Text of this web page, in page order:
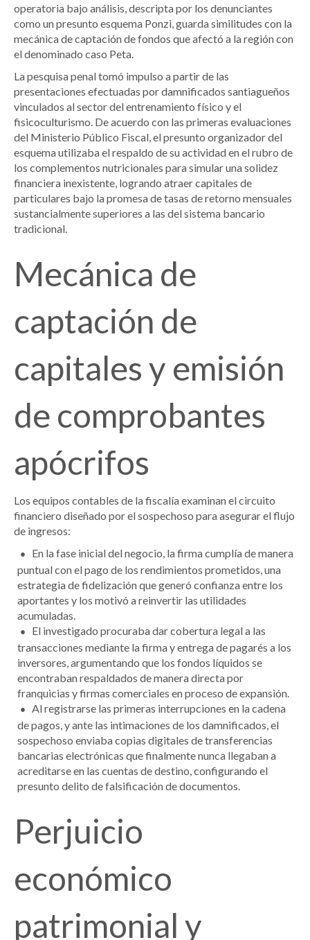
operatoria bajo análisis, descripta por los denunciantes
como un presunto esquema Ponzi, guarda similitudes con la
mecánica de captación de fondos que afectó a la región con
el denominado caso Peta.
La pesquisa penal tomó impulso a partir de las
presentaciones efectuadas por damnificados santiagueños
vinculados al sector del entrenamiento físico y el
fisicoculturismo. De acuerdo con las primeras evaluaciones
del Ministerio Público Fiscal, el presunto organizador del
esquema utilizaba el respaldo de su actividad en el rubro de
los complementos nutricionales para simular una solidez
financiera inexistente, logrando atraer capitales de
particulares bajo la promesa de tasas de retorno mensuales
sustancialmente superiores a las del sistema bancario
tradicional.
Mecánica de
captación de
capitales y emisión
de comprobantes
apócrifos
Los equipos contables de la fiscalía examinan el circuito
financiero diseñado por el sospechoso para asegurar el flujo
de ingresos:
En la fase inicial del negocio, la firma cumplía de manera
puntual con el pago de los rendimientos prometidos, una
estrategia de fidelización que generó confianza entre los
aportantes y los motivó a reinvertir las utilidades
acumuladas.
El investigado procuraba dar cobertura legal a las
transacciones mediante la firma y entrega de pagarés a los
inversores, argumentando que los fondos líquidos se
encontraban respaldados de manera directa por
franquicias y firmas comerciales en proceso de expansión.
Al registrarse las primeras interrupciones en la cadena
de pagos, y ante las intimaciones de los damnificados, el
sospechoso enviaba copias digitales de transferencias
bancarias electrónicas que finalmente nunca llegaban a
acreditarse en las cuentas de destino, configurando el
presunto delito de falsificación de documentos.
Perjuicio
económico
patrimonial y